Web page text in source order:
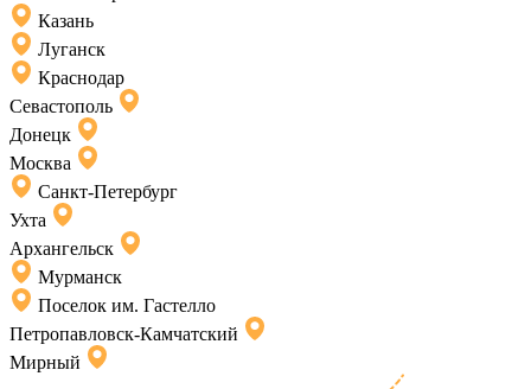
Казань
Луганск
Краснодар
Севастополь
Донецк
Москва
Санкт-Петербург
Ухта
Архангельск
Мурманск
Поселок им. Гастелло
Петропавловск-Камчатский
Мирный